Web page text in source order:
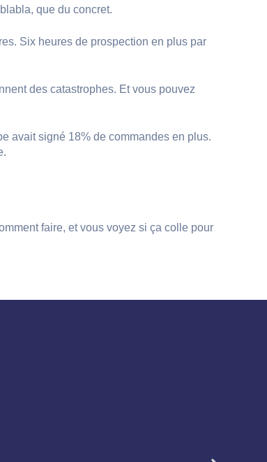
que du concret.
Six heures de prospection en plus par
des catastrophes. Et vous pouvez
avait signé 18% de commandes en plus.
faire, et vous voyez si ça colle pour